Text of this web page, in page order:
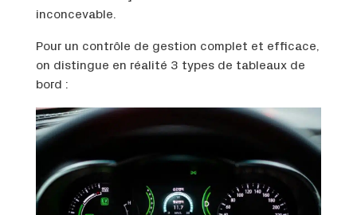
inconcevable.
Pour un contrôle de gestion complet et efficace,
on distingue en réalité 3 types de tableaux de
bord :